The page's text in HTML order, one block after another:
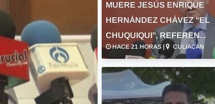
MUERE JESÚS ENRIQUE
HERNÁNDEZ CHÁVEZ “EL
CHUQUIQUI”, REFEREN...
HACE 21 HORAS | CULIACÁN